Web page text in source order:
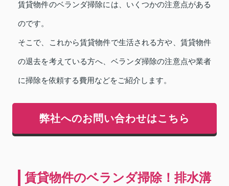
賃貸物件のベランダ掃除には、いくつかの注意点がある
のです。
そこで、これから賃貸物件で生活される方や、賃貸物件
の退去を考えている方へ、ベランダ掃除の注意点や業者
に掃除を依頼する費用などをご紹介します。
弊社へのお問い合わせはこちら
賃貸物件のベランダ掃除！排水溝